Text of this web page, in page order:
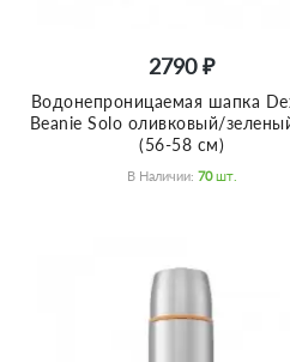
2790 ₽
Водонепроницаемая шапка
Beanie Solo оливковый/
(56-58 см)
В Наличии: 70 Шт.